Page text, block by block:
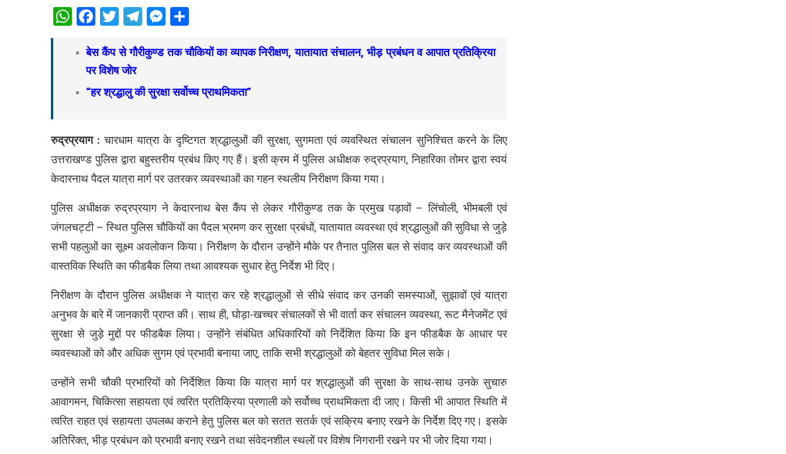
WhatsApp
Facebook
Twitter
Telegram
Messenger
बेस कैंप से गौरीकुण्ड तक चौकियों का व्यापक निरीक्षण, यातायात संचालन, भीड़ प्रबंधन व आपात प्रतिक्रिया
पर विशेष जोर
“हर श्रद्धालु की सुरक्षा सर्वोच्च प्राथमिकता”
रुद्रप्रयाग : चारधाम यात्रा के दृष्टिगत श्रद्धालुओं की सुरक्षा, सुगमता एवं व्यवस्थित संचालन सुनिश्चित करने के लिए
उत्तराखण्ड पुलिस द्वारा बहुस्तरीय प्रबंध किए गए हैं। इसी क्रम में पुलिस अधीक्षक रुद्रप्रयाग, निहारिका तोमर द्वारा स्वयं
केदारनाथ पैदल यात्रा मार्ग पर उतरकर व्यवस्थाओं का गहन स्थलीय निरीक्षण किया गया।
पुलिस अधीक्षक रुद्रप्रयाग ने केदारनाथ बेस कैंप से लेकर गौरीकुण्ड तक के प्रमुख पड़ावों – लिंचोली, भीमबली एवं
जंगलचट्टी – स्थित पुलिस चौकियों का पैदल भ्रमण कर सुरक्षा प्रबंधों, यातायात व्यवस्था एवं श्रद्धालुओं की सुविधा से जुड़े
सभी पहलुओं का सूक्ष्म अवलोकन किया। निरीक्षण के दौरान उन्होंने मौके पर तैनात पुलिस बल से संवाद कर व्यवस्थाओं की
वास्तविक स्थिति का फीडबैक लिया तथा आवश्यक सुधार हेतु निर्देश भी दिए।
निरीक्षण के दौरान पुलिस अधीक्षक ने यात्रा कर रहे श्रद्धालुओं से सीधे संवाद कर उनकी समस्याओं, सुझावों एवं यात्रा
अनुभव के बारे में जानकारी प्राप्त की। साथ ही, घोड़ा-खच्चर संचालकों से भी वार्ता कर संचालन व्यवस्था, रूट मैनेजमेंट एवं
सुरक्षा से जुड़े मुद्दों पर फीडबैक लिया। उन्होंने संबंधित अधिकारियों को निर्देशित किया कि इन फीडबैक के आधार पर
व्यवस्थाओं को और अधिक सुगम एवं प्रभावी बनाया जाए, ताकि सभी श्रद्धालुओं को बेहतर सुविधा मिल सके।
उन्होंने सभी चौकी प्रभारियों को निर्देशित किया कि यात्रा मार्ग पर श्रद्धालुओं की सुरक्षा के साथ-साथ उनके सुचारु
आवागमन, चिकित्सा सहायता एवं त्वरित प्रतिक्रिया प्रणाली को सर्वोच्च प्राथमिकता दी जाए। किसी भी आपात स्थिति में
त्वरित राहत एवं सहायता उपलब्ध कराने हेतु पुलिस बल को सतत सतर्क एवं सक्रिय बनाए रखने के निर्देश दिए गए। इसके
अतिरिक्त, भीड़ प्रबंधन को प्रभावी बनाए रखने तथा संवेदनशील स्थलों पर विशेष निगरानी रखने पर भी जोर दिया गया।